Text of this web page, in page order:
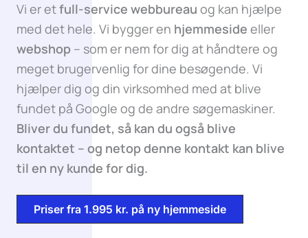
Vi er etfull-service webbureau og kan hjælpe
med det hele. Vi bygger en hjemmeside eller
webshop – som er nem for dig at håndtere og
meget brugervenlig for dine besøgende. Vi
hjælper dig og din virksomhed med at blive
fundet på Google og de andre søgemaskiner.
Bliver du fundet, så kan du også blive
kontaktet – og netop denne kontakt kan blive
til en ny kunde for dig.
Priser fra 1.995 kr. på ny hjemmeside